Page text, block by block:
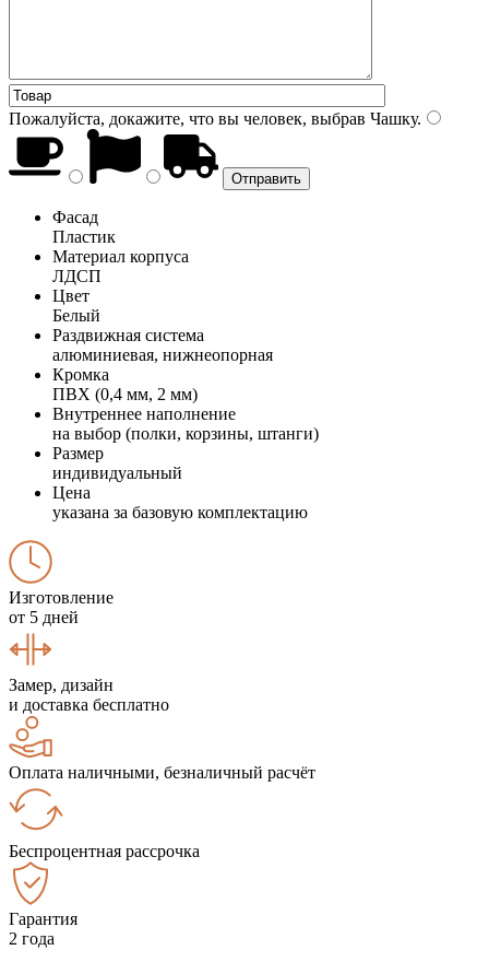
Пожалуйста, докажите, что вы человек, выбрав Чашку.
Фасад
Пластик
Материал корпуса
ЛДСП
Цвет
Белый
Раздвижная система
алюминиевая, нижнеопорная
Кромка
ПВХ (0,4 мм, 2 мм)
Внутреннее наполнение
на выбор (полки, корзины, штанги)
Размер
индивидуальный
Цена
указана за базовую комплектацию
Изготовление
от 5 дней
Замер, дизайн
и доставка бесплатно
Оплата наличными, безналичный расчёт
Беспроцентная рассрочка
Гарантия
2 года